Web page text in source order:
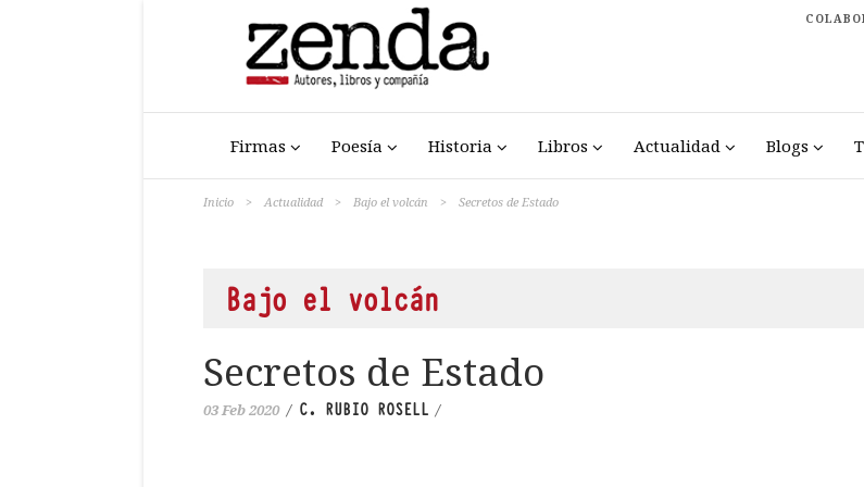
Firmas Poesía Historia Libros Actualidad Blogs
Inicio > Actualidad > Bajo el volcán > Secretos de Estado
Bajo el volcán
Secretos de Estado
03 Feb 2020 / C. RUBIO ROSELL /